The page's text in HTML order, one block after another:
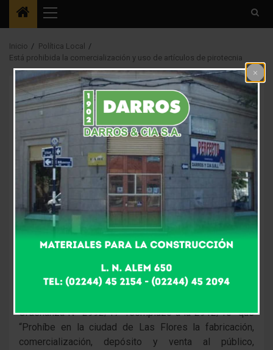
Menú
principal
Inicio
Política Local
Está prohibida la comercialización y uso de artículos de pirotecnia
Destacada3 Política Local
Está prohibida la
comercialización y
uso de artículos de
pirotecnia
9 años atrás Fm Alpha
La Secretaría de Gobierno municipal informa, y
Ordenanza Nº 2992/17 -reemplazó a la 2912/16- que
“Prohíbe en la ciudad de Las Flores la fabricación,
comercialización, depósito y venta al público,